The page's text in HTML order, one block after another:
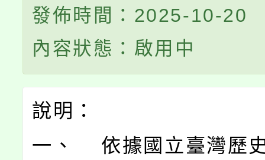
發佈時間：2025-10-20
內容狀態：啟用中
說明：
一、 依據國立臺灣歷